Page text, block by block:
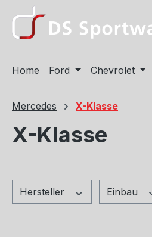
Hauptinhalt springen
Zur Suche springen
Zur Hauptnavigation springen
Home Ford Chevrolet
Mercedes X-Klasse
X-Klasse
Hersteller Einbau